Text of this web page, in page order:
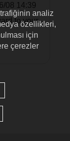
08 14:39
to your
analiz
özellikleri,
için
çerezler